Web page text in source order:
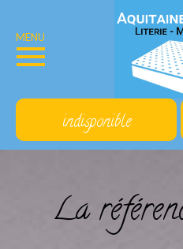
MENU
indisponible
La